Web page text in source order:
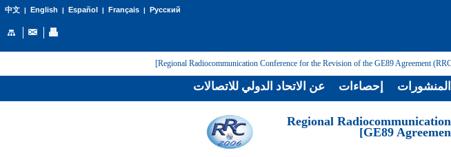
中文| English | Español | Français| Русский
[Regional
GE89
عن الاتحاد الدولي للاتصالات إحصاءات المنشورات